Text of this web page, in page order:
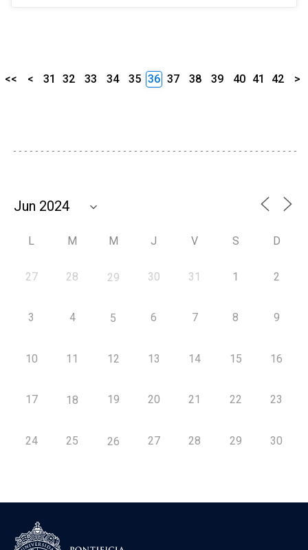
<< < 31 32 33 34 35 36 37 38 39 40 41 42 >
L M M J V S D
27 28 29 30 31 1 2
3 4 5 6 7 8 9
10 11 12 13 14 15 16
17 18 19 20 21 22 23
24 25 26 27 28 29 30